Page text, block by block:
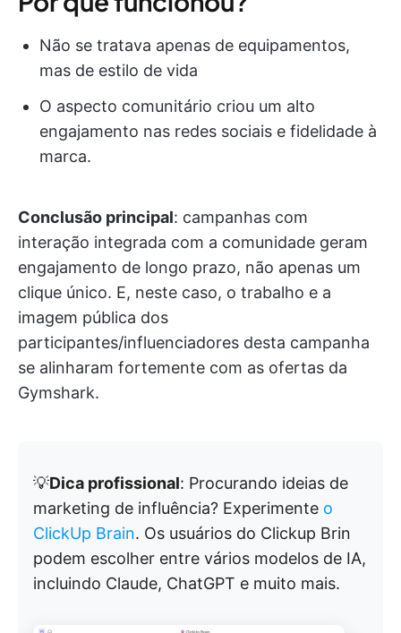
Não se tratava apenas de equipamentos,
mas de estilo de vida
O aspecto comunitário criou um alto
engajamento nas redes sociais e fidelidade à
marca.
Conclusão principal: campanhas com
interação integrada com a comunidade geram
engajamento de longo prazo, não apenas um
clique único. E, neste caso, o trabalho e a
imagem pública dos
participantes/influenciadores desta campanha
se alinharam fortemente com as ofertas da
Gymshark.
💡Dica profissional: Procurando ideias de
marketing de influência? Experimente o
ClickUp Brain. Os usuários do Clickup Brin
podem escolher entre vários modelos de IA,
incluindo Claude, ChatGPT e muito mais.